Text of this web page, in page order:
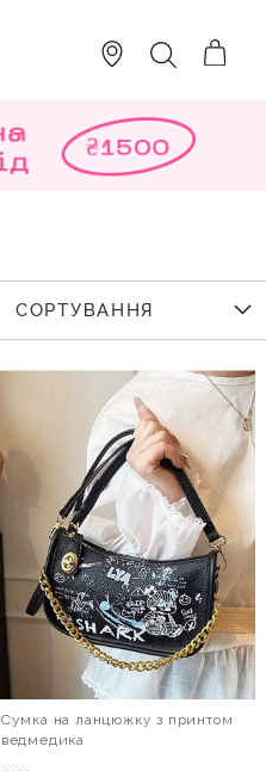
ПОШУК
Сумка на ланцюжку з принтом
ведмедика
СОРТУВАННЯ